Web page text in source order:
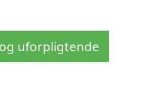
uforpligtende